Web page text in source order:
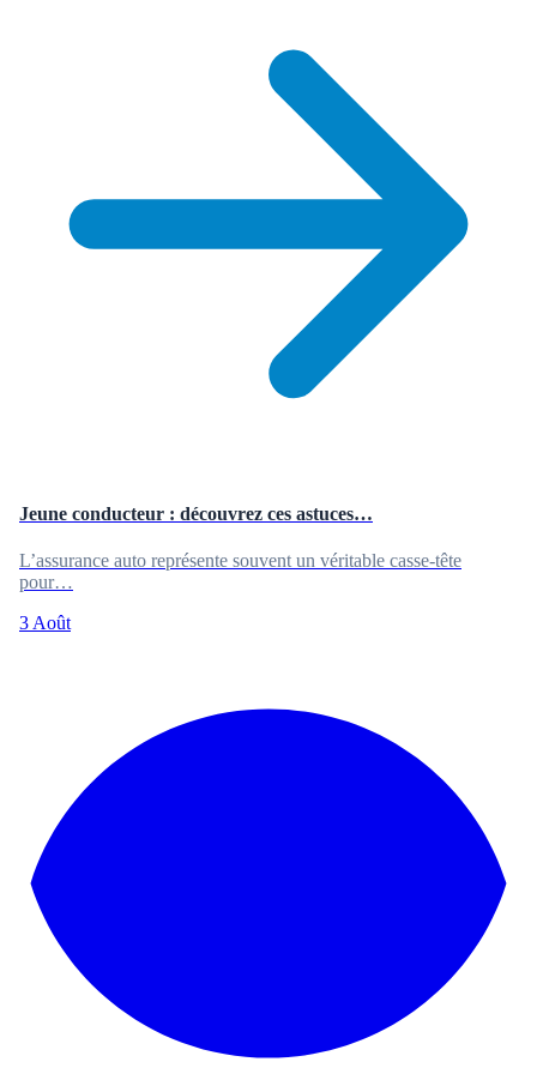
Jeune conducteur : découvrez ces astuces…
L’assurance auto représente souvent un véritable casse-tête
pour…
3 Août